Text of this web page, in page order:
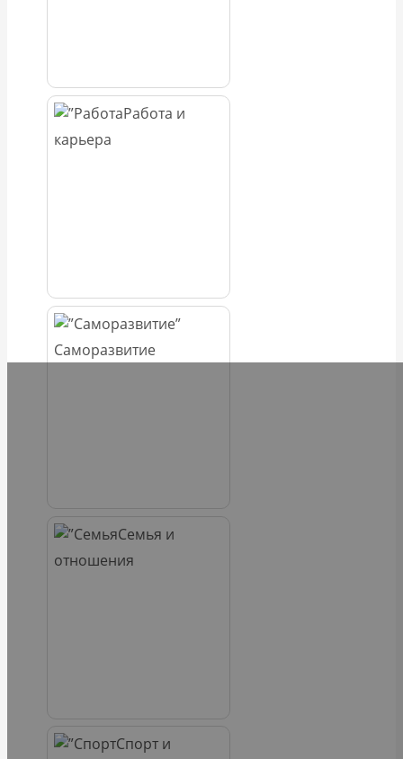
Работа и
карьера
Саморазвитие
Семья и
отношения
Спорт и